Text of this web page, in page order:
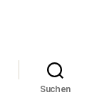
Suchen